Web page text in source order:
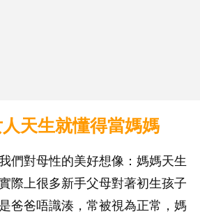
天生就懂得當媽媽
們對母性的美好想像：媽媽天生
際上很多新手父母對著初生孩子
爸爸唔識湊，常被視為正常，媽